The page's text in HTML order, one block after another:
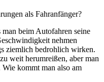
als Fahranfänger?
beim Autofahren seine
nehmen
ziemlich bedrohlich wirken.
weit herumreißen, aber man
Wie kommt man also am